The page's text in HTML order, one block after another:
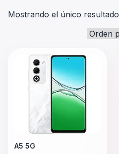
Mostrando el único resultado
A5 5G